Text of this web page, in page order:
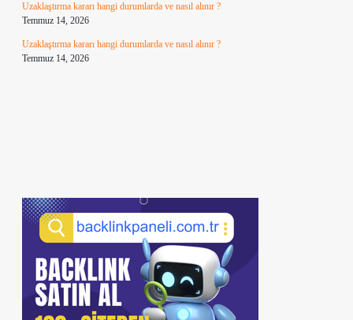
Uzaklaştırma kararı hangi durumlarda ve nasıl alınır ?
Temmuz 14, 2026
Uzaklaştırma kararı hangi durumlarda ve nasıl alınır ?
Temmuz 14, 2026